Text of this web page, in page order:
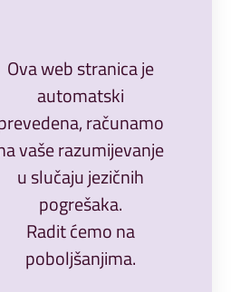
odvija se
i kulturne
književne
autore i
Read.
priče,
na
Ova web stranica je
automatski
računamo
vaše razumijevanje
u slučaju jezičnih
pogrešaka.
Radit ćemo na
poboljšanjima.